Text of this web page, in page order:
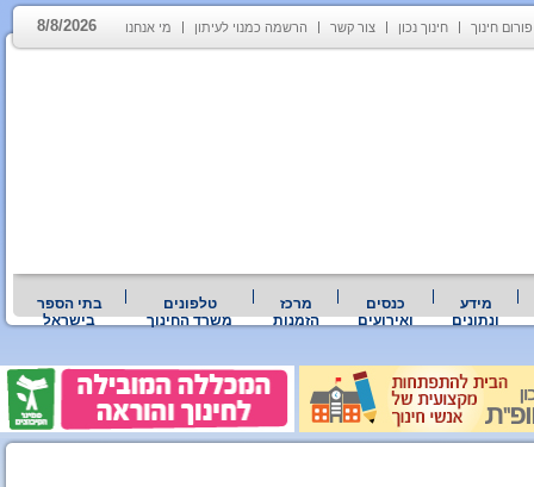
פורום חינוך חינוך נכון צור קשר הרשמה כמנוי לעיתון מי אנחנו 8/8/2026
מידע
ונתונים
כנסים
ואירועים
מרכז
הזמנות
טלפונים
משרד החינוך
בתי הספר
בישראל